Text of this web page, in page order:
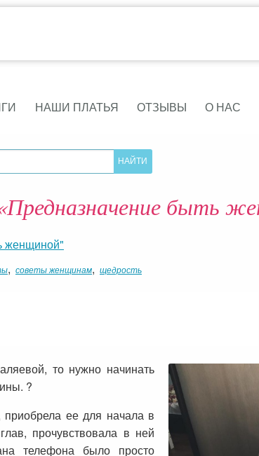
НАШИ ПЛАТЬЯ ОТЗЫВЫ О НАС
быть
женщиной"
, советы женщинам, щедрость
то нужно начинать
?
приобрела ее для начала в
прочувствовала в ней
телефона было просто